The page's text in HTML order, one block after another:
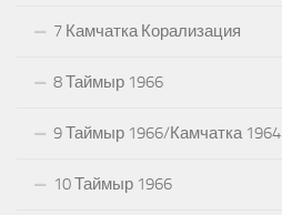
7 Камчатка Корализация
8 Таймыр 1966
9 Таймыр 1966/Камчатка 1964
10 Таймыр 1966